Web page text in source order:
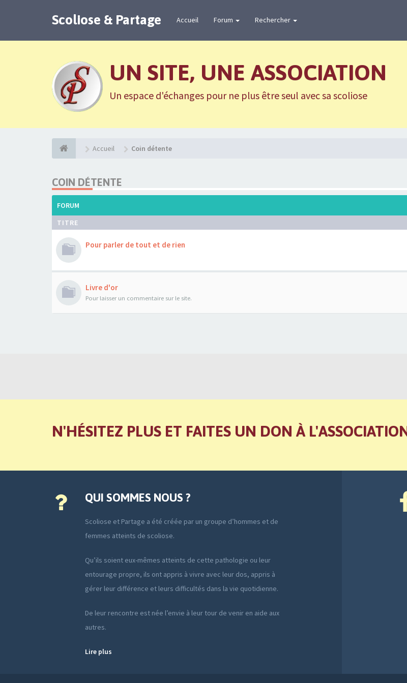
Scoliose & Partage Accueil Forum Rechercher
UN SITE, UNE ASSOCIATION
Un espace d'échanges pour ne plus être seul avec sa scoliose
Accueil Coin détente
COIN DÉTENTE
FORUM
TITRE
Pour parler de tout et de rien
Livre d'or
Pour laisser un commentaire sur le site.
N'HÉSITEZ PLUS ET FAITES UN DON À
QUI SOMMES NOUS ?
Scoliose et Partage a été créée par un groupe d’hommes et de
femmes atteints de scoliose.
Qu’ils soient eux-mêmes atteints de cette pathologie ou leur
entourage propre, ils ont appris à vivre avec leur dos, appris à
gérer leur différence et leurs difficultés dans la vie quotidienne.
De leur rencontre est née l’envie à leur tour de venir en aide aux
autres.
Lire plus